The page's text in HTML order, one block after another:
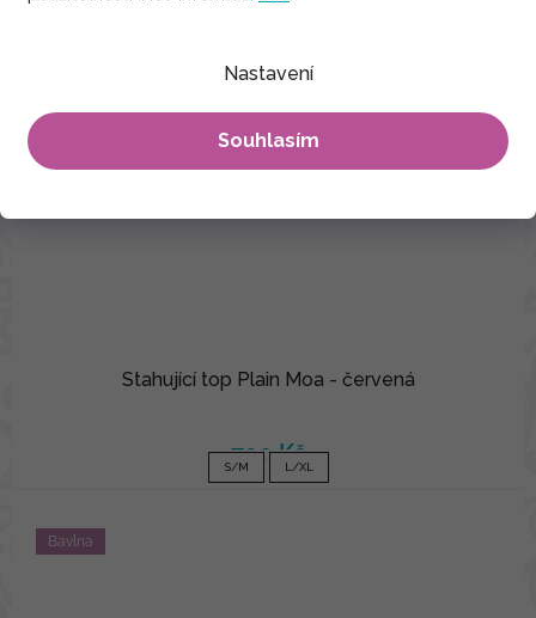
Nastavení
Souhlasím
Stahující top Plain Moa - červená
790 Kč
S/M L/XL
Bavlna